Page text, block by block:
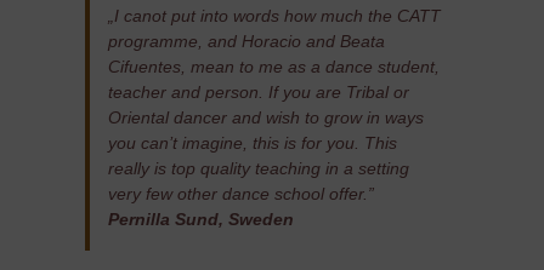
„I canot put into words how much the CATT
programme, and Horacio and Beata
Cifuentes, mean to me as a dance student,
teacher and person. If you are Tribal or
Oriental dancer and wish to grow in ways
you can’t imagine, this is for you. This
really is top quality teaching in a setting
very few other dance school offer.”
Pernilla Sund, Sweden